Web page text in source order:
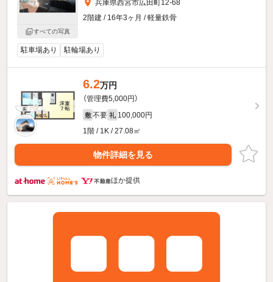
すべての写真
兵庫県西宮市広田町12-68
2階建 / 16年3ヶ月 / 軽量鉄骨
駐車場あり 駐輪場あり
6.2万円
（管理費5,000円）
敷 不要 礼 100,000円
1階 / 1K / 27.08㎡
物件詳細を見る
ほか提供